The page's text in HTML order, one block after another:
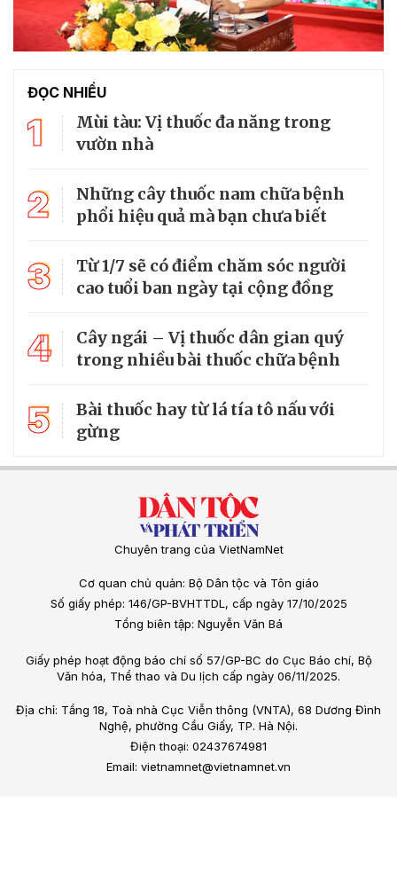
ĐỌC NHIỀU
1
Mùi tàu: Vị thuốc đa năng trong
vườn nhà
2
Những cây thuốc nam chữa bệnh
phổi hiệu quả mà bạn chưa biết
3
Từ 1/7 sẽ có điểm chăm sóc người
cao tuổi ban ngày tại cộng đồng
4
Cây ngái – Vị thuốc dân gian quý
trong nhiều bài thuốc chữa bệnh
5
Bài thuốc hay từ lá tía tô nấu với
gừng
Chuyên trang của VietNamNet
Cơ quan chủ quản: Bộ Dân tộc và Tôn giáo
Số giấy phép: 146/GP-BVHTTDL, cấp ngày 17/10/2025
Tổng biên tập: Nguyễn Văn Bá
Giấy phép hoạt động báo chí số 57/GP-BC do Cục Báo chí, Bộ
Văn hóa, Thể thao và Du lịch cấp ngày 06/11/2025.
Địa chỉ: Tầng 18, Toà nhà Cục Viễn thông (VNTA), 68 Dương Đình
Nghệ, phường Cầu Giấy, TP. Hà Nội.
Điện thoại: 02437674981
Email: vietnamnet@vietnamnet.vn